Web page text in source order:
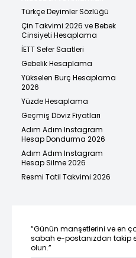
Türkçe Deyimler Sözlüğü
Çin Takvimi 2026 ve Bebek
Cinsiyeti Hesaplama
İETT Sefer Saatleri
Gebelik Hesaplama
Yükselen Burç Hesaplama
2026
Yüzde Hesaplama
Geçmiş Döviz Fiyatları
Adım Adım Instagram
Hesap Dondurma 2026
Adım Adım Instagram
Hesap Silme 2026
Resmi Tatil Takvimi 2026
“Günün manşetlerini ve en
sabah e-postanızdan takip
olun.”